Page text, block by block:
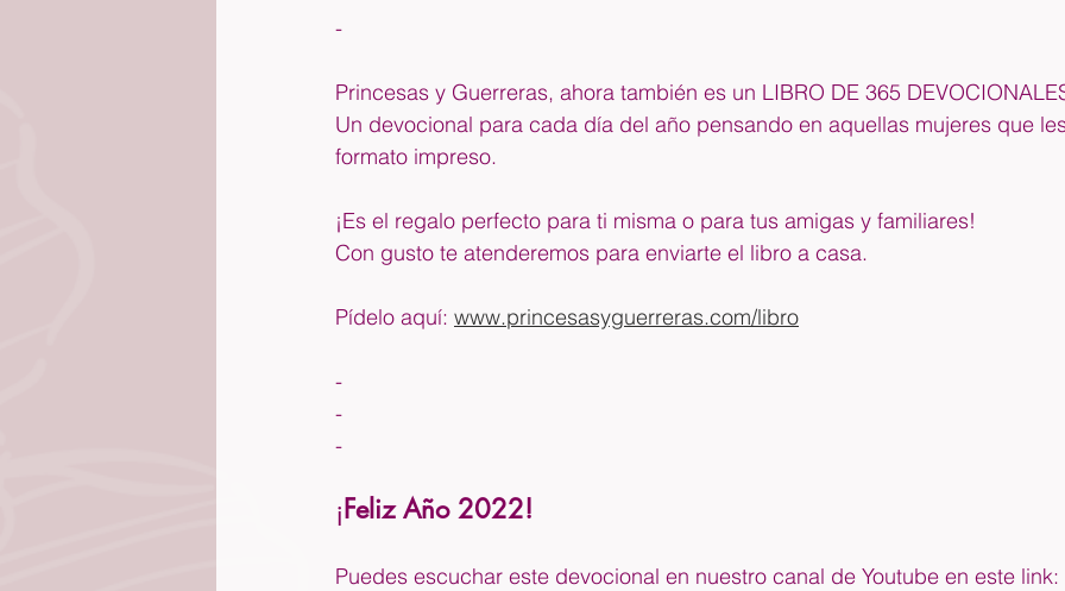
-
Princesas y Guerreras, ahora también es un LIBRO DE 365
Un devocional para cada día del año pensando en aquellas mujeres que
formato impreso.
¡Es el regalo perfecto para ti misma o para tus amigas y familiares!
Con gusto te atenderemos para enviarte el libro a casa.
Pídelo aquí: www.princesasyguerreras.com/libro
-
-
-
¡Feliz Año 2022!
Puedes escuchar este devocional en nuestro canal de Youtube en este link: